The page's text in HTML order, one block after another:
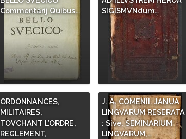
Commentarij Quibus…
SIGISMVNdum…
ORDONNANCES,
MILITAIRES,
TOVCHANT L’ORDRE,
REGLEMENT,
J. A. COMENII. JANUA
LINGVARUM RESERATA
: Sive, SEMINARIUM
LINGVARUM,…